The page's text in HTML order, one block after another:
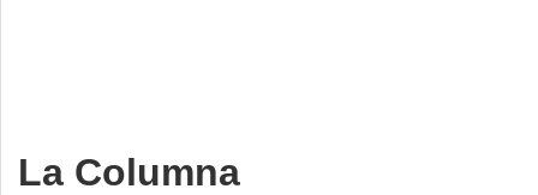
La Columna